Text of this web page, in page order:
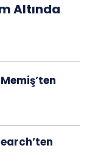
Altında